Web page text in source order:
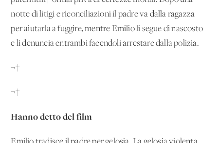
notte di litigi e riconciliazioni il padre va dalla ragazza
per aiutarla a fuggire, mentre Emilio li segue di nascosto
e li denuncia entrambi facendoli arrestare dalla polizia.
¬†
¬†
Hanno detto del film